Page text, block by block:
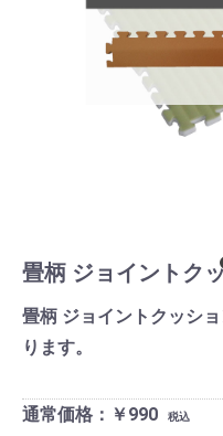
畳柄 ジョイントク
畳柄 ジョイントクッシ
ります。
通常価格：￥990 税込